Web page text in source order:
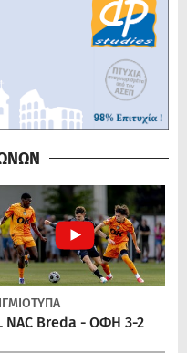
NAC Breda - ΟΦΗ 3-2